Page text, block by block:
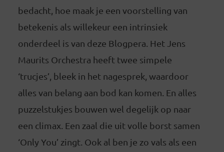
bedacht, hoe maak je een voorstelling van
betekenis als willekeur een intrinsiek
onderdeel is van deze Blogpera. Het Jens
Maurits Orchestra heeft twee simpele
‘trucjes’, bleek in het nagesprek, waardoor
alles van belang aan bod kan komen. En alles
puzzelstukjes bouwen wel degelijk op naar
een climax. Een zaal die uit volle borst samen
‘Only You’ zingt. Ook al ben je zo vals als een